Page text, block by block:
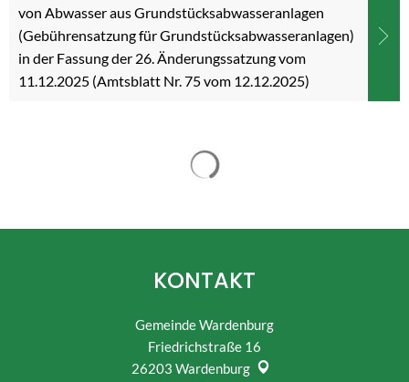
von Abwasser aus Grundstücksabwasseranlagen
(Gebührensatzung für Grundstücksabwasseranlagen)
in der Fassung der 26. Änderungssatzung vom
11.12.2025 (Amtsblatt Nr. 75 vom 12.12.2025)
KONTAKT
Gemeinde Wardenburg
Friedrichstraße 16
26203 Wardenburg